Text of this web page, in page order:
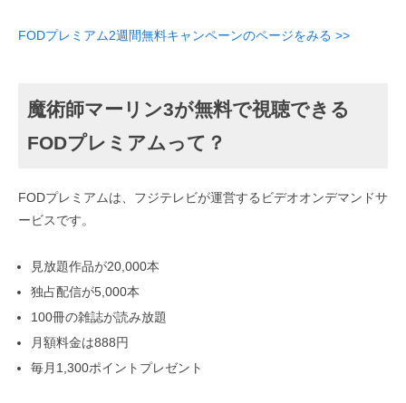
FODプレミアム2週間無料キャンペーンのページをみる >>
魔術師マーリン3が無料で視聴できる
FODプレミアムって？
FODプレミアムは、フジテレビが運営するビデオオンデマンドサ
ービスです。
見放題作品が20,000本
独占配信が5,000本
100冊の雑誌が読み放題
月額料金は888円
毎月1,300ポイントプレゼント